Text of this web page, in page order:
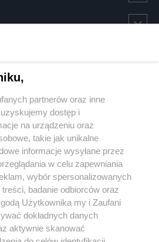
Instagram Youtube
partnerów oraz inne
dostęp i
na urządzeniu oraz
takie jak unikalne
informacje wysyłane przez
w celu zapewniania
wybór spersonalizowanych
badanie odbiorców oraz
Użytkownika my i Zaufani
dokładnych danych
aktywnie skanować